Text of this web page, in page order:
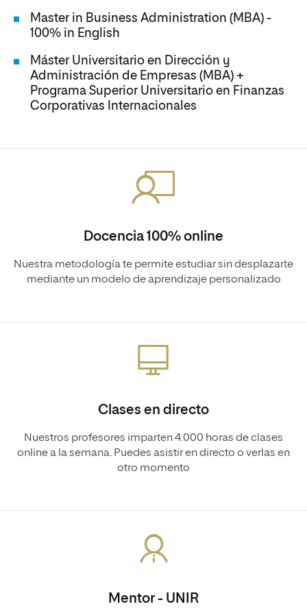
Master in Business Administration (MBA) -
100% in English
Máster Universitario en Dirección y
Administración de Empresas (MBA) +
Programa Superior Universitario en Finanzas
Corporativas Internacionales
Docencia 100% online
Nuestra metodología te permite estudiar sin desplazarte
mediante un modelo de aprendizaje personalizado
Clases en directo
Nuestros profesores imparten 4.000 horas de clases
online a la semana. Puedes asistir en directo o verlas en
otro momento
Mentor - UNIR